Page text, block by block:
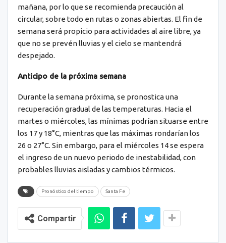
mañana, por lo que se recomienda precaución al
circular, sobre todo en rutas o zonas abiertas. El fin de
semana será propicio para actividades al aire libre, ya
que no se prevén lluvias y el cielo se mantendrá
despejado.
Anticipo de la próxima semana
Durante la semana próxima, se pronostica una
recuperación gradual de las temperaturas. Hacia el
martes o miércoles, las mínimas podrían situarse entre
los 17 y 18°C, mientras que las máximas rondarían los
26 o 27°C. Sin embargo, para el miércoles 14 se espera
el ingreso de un nuevo periodo de inestabilidad, con
probables lluvias aisladas y cambios térmicos.
Pronóstico del tiempo Santa Fe
Compartir